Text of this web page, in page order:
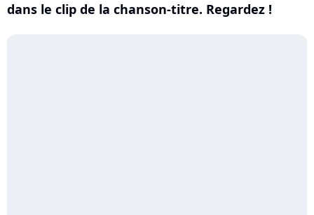
dans le clip de la chanson-titre. Regardez !